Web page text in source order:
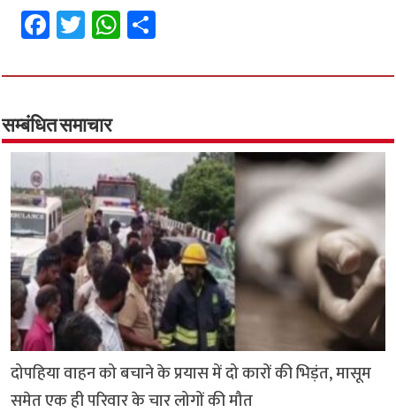
Fa
ce
b
o
o
k
T
wi
tt
er
W
h
at
p
p
ar
सम्बंधित समाचार
दोपहिया वाहन को बचाने के प्रयास में दो कारों की भिड़ंत, मासूम
समेत एक ही परिवार के चार लोगों की मौत